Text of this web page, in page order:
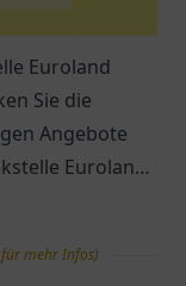
Euroland
Sie die
Angebote
Euroland
für mehr Infos)